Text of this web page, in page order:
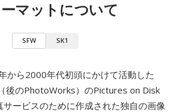
マットについて
SFW SK1
から2000年代初頭にかけて活動した
（後のPhotoWorks）のPictures on Disk
サービスのために作成された独自の画像